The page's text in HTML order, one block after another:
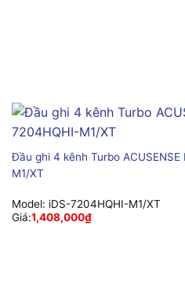
Đầu ghi 4 kênh Turbo
M1/XT
Model: iDS-7204HQHI-M1/XT
Giá:1,408,000₫